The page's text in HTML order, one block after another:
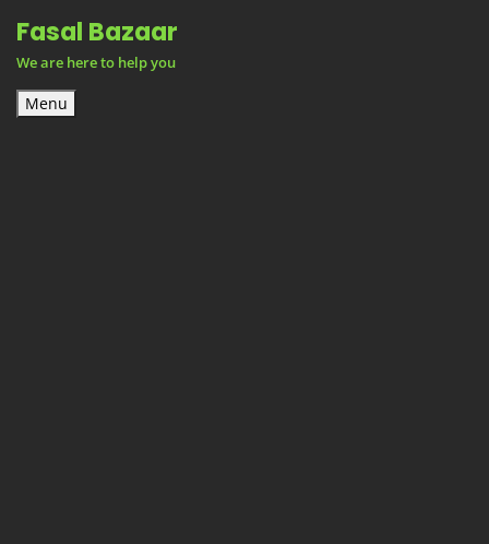
content
Fasal Bazaar
We are here to help you
Menu